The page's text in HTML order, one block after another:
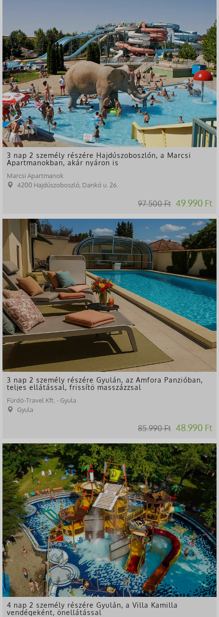
3 nap 2 személy részére Hajdúszoboszlón, a Marcsi
Apartmanokban, akár nyáron is
Marcsi Apartmanok
4200 Hajdúszoboszló, Dankó u. 26.
97.500 Ft 49.990 Ft
-43%
3 nap 2 személy részére Gyulán, az Amfora Panzióban,
teljes ellátással, frissítő masszázzsal
Fürdő-Travel Kft. - Gyula
Gyula
85.990 Ft 48.990 Ft
-55%
4 nap 2 személy részére Gyulán, a Villa Kamilla
vendégeként, önellátással